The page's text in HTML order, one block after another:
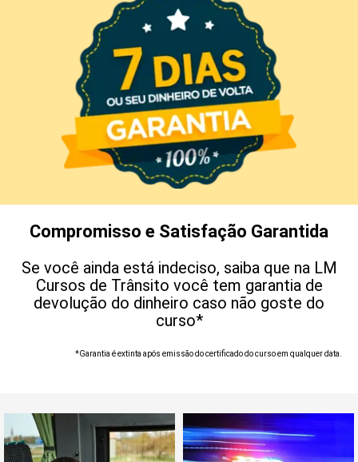
Compromisso e Satisfação Garantida
Se você ainda está indeciso, saiba que na LM
Cursos de Trânsito você tem garantia de
devolução do dinheiro caso não goste do
curso*
*Garantia é extinta após emissão do certificado do curso em qualquer data.